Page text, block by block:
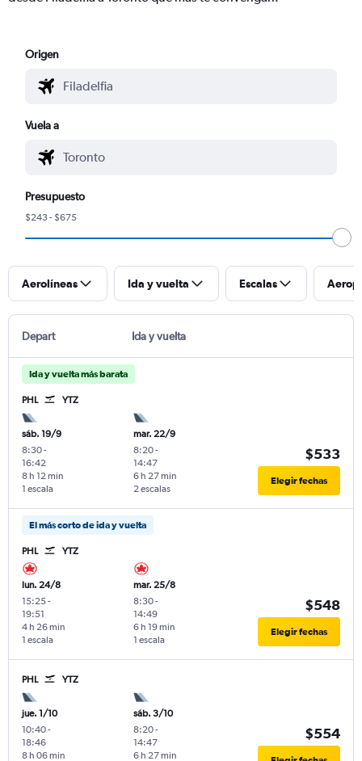
Origen
Vuela a
Presupuesto
$243 - $675
Aerolíneas Ida y vuelta Escalas
Depart Ida y vuelta
Ida y vuelta más barata
PHL YTZ
sáb. 19/9
8:30-
16:42
1 escala
8 h 12 min
mar. 22/9
8:20-
14:47
2 escalas
6 h 27 min
$533
Elegir fechas
El más corto de ida y vuelta
PHL YTZ
lun. 24/8
15:25-
19:51
1 escala
4 h 26 min
mar. 25/8
8:30-
14:49
1 escala
6 h 19 min
$548
Elegir fechas
PHL YTZ
jue. 1/10
10:40-
18:46
8 h 06 min
sáb. 3/10
8:20-
14:47
6 h 27 min
$554